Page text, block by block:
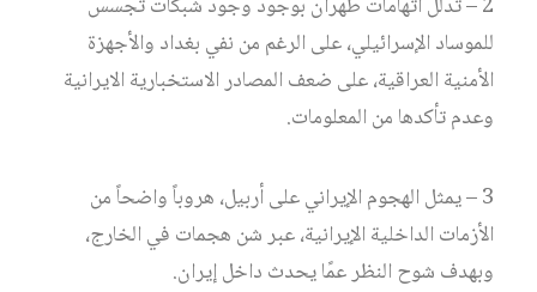
2 – تدلل اتهامات طهران بوجود وجود شبكات تجسس
للموساد الإسرائيلي، على الرغم من نفي بغداد والأجهزة
الأمنية العراقية، على ضعف المصادر الاستخبارية الايرانية
وعدم تأكدها من المعلومات.
3 – يمثل الهجوم الإيراني على أربيل، هروباً واضحاً من
الأزمات الداخلية الإيرانية، عبر شن هجمات في الخارج،
وبهدف شوح النظر عمًا يحدث داخل إيران.